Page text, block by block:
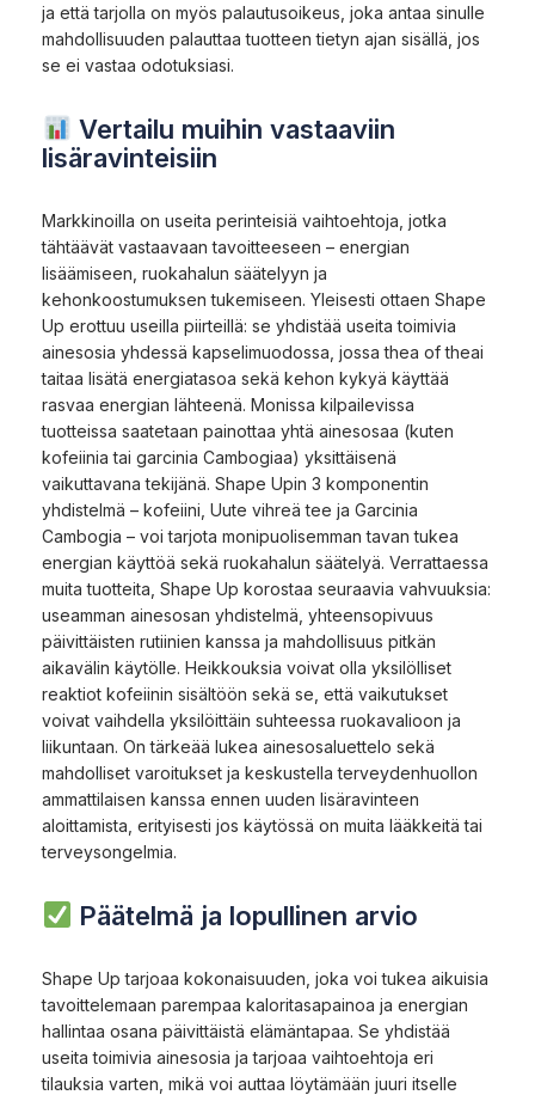
ja että tarjolla on myös palautusoikeus, joka antaa sinulle
mahdollisuuden palauttaa tuotteen tietyn ajan sisällä, jos
se ei vastaa odotuksiasi.
Vertailu muihin vastaaviin
lisäravinteisiin
Markkinoilla on useita perinteisiä vaihtoehtoja, jotka
tähtäävät vastaavaan tavoitteeseen – energian
lisäämiseen, ruokahalun säätelyyn ja
kehonkoostumuksen tukemiseen. Yleisesti ottaen Shape
Up erottuu useilla piirteillä: se yhdistää useita toimivia
ainesosia yhdessä kapselimuodossa, jossa thea of theai
taitaa lisätä energiatasoa sekä kehon kykyä käyttää
rasvaa energian lähteenä. Monissa kilpailevissa
tuotteissa saatetaan painottaa yhtä ainesosaa (kuten
kofeiinia tai garcinia Cambogiaa) yksittäisenä
vaikuttavana tekijänä. Shape Upin 3 komponentin
yhdistelmä – kofeiini, Uute vihreä tee ja Garcinia
Cambogia – voi tarjota monipuolisemman tavan tukea
energian käyttöä sekä ruokahalun säätelyä. Verrattaessa
muita tuotteita, Shape Up korostaa seuraavia vahvuuksia:
useamman ainesosan yhdistelmä, yhteensopivuus
päivittäisten rutiinien kanssa ja mahdollisuus pitkän
aikavälin käytölle. Heikkouksia voivat olla yksilölliset
reaktiot kofeiinin sisältöön sekä se, että vaikutukset
voivat vaihdella yksilöittäin suhteessa ruokavalioon ja
liikuntaan. On tärkeää lukea ainesosaluettelo sekä
mahdolliset varoitukset ja keskustella terveydenhuollon
ammattilaisen kanssa ennen uuden lisäravinteen
aloittamista, erityisesti jos käytössä on muita lääkkeitä tai
terveysongelmia.
Päätelmä ja lopullinen arvio
Shape Up tarjoaa kokonaisuuden, joka voi tukea aikuisia
tavoittelemaan parempaa kaloritasapainoa ja energian
hallintaa osana päivittäistä elämäntapaa. Se yhdistää
useita toimivia ainesosia ja tarjoaa vaihtoehtoja eri
tilauksia varten, mikä voi auttaa löytämään juuri itselle